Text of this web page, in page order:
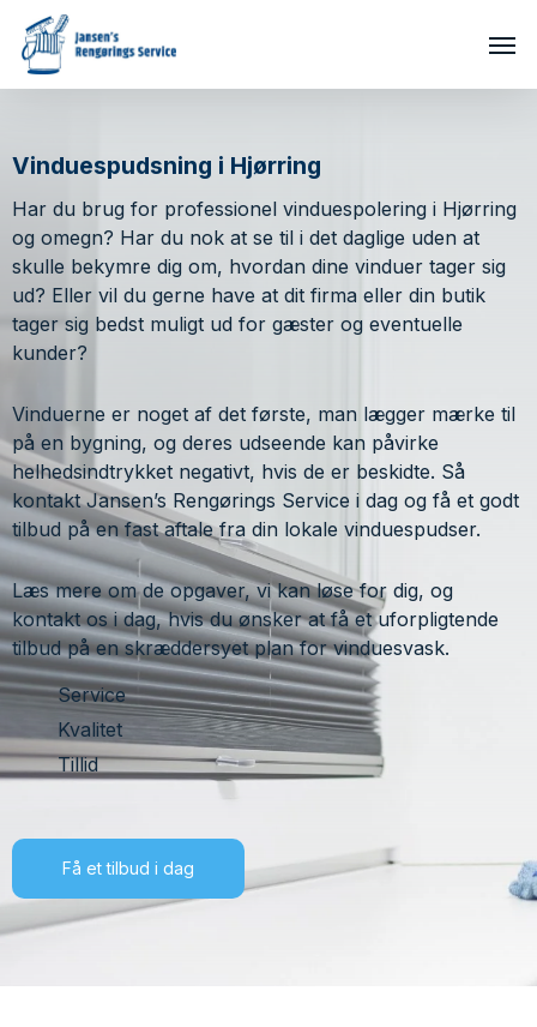
main
Vinduespudsning i Hjørring
Har du brug for professionel vinduespolering i Hjørring
og omegn? Har du nok at se til i det daglige uden at
skulle bekymre dig om, hvordan dine vinduer tager sig
ud? Eller vil du gerne have at dit firma eller din butik
tager sig bedst muligt ud for gæster og eventuelle
kunder?
Vinduerne er noget af det første, man lægger mærke til
på en bygning, og deres udseende kan påvirke
helhedsindtrykket negativt, hvis de er beskidte. Så
kontakt Jansen’s Rengørings Service i dag og få et godt
tilbud på en fast aftale fra din lokale vinduespudser.
Læs mere om de opgaver, vi kan løse for dig, og
kontakt os i dag, hvis du ønsker at få et uforpligtende
tilbud på en skræddersyet plan for vinduesvask.
Service
Kvalitet
Tillid
Få et tilbud i dag